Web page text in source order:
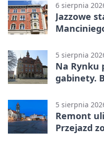
6 sierpnia
Jazzowe
5 sierpnia
Na Rynku
gabinety.
5 sierpnia
Remont
Przejazd